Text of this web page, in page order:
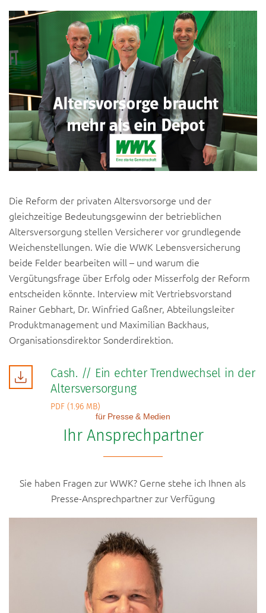
Die Reform der privaten Altersvorsorge und der
gleichzeitige Bedeutungsgewinn der betrieblichen
Altersversorgung stellen Versicherer vor grundlegende
Weichenstellungen. Wie die WWK Lebensversicherung
beide Felder bearbeiten will – und warum die
Vergütungsfrage über Erfolg oder Misserfolg der Reform
entscheiden könnte. Interview mit Vertriebsvorstand
Rainer Gebhart, Dr. Winfried Gaßner, Abteilungsleiter
Produktmanagement und Maximilian Backhaus,
Organisationsdirektor Sonderdirektion.
Cash. // Ein echter Trendwechsel in der
Altersversorgung
PDF (1.96 MB)
Ihr Ansprechpartner
für Presse & Medien
Sie haben Fragen zur WWK? Gerne stehe ich Ihnen als
Presse-Ansprechpartner zur Verfügung